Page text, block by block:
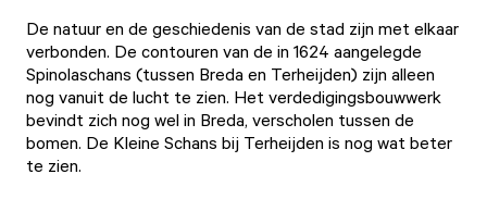
De natuur en de geschiedenis van de stad zijn met elkaar
verbonden. De contouren van de in 1624 aangelegde
Spinolaschans (tussen Breda en Terheijden) zijn alleen
nog vanuit de lucht te zien. Het verdedigingsbouwwerk
bevindt zich nog wel in Breda, verscholen tussen de
bomen. De Kleine Schans bij Terheijden is nog wat beter
te zien.